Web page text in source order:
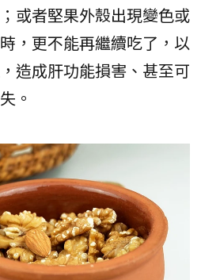
或者堅果外殼出現變色或
，更不能再繼續吃了，以
造成肝功能損害、甚至可
。